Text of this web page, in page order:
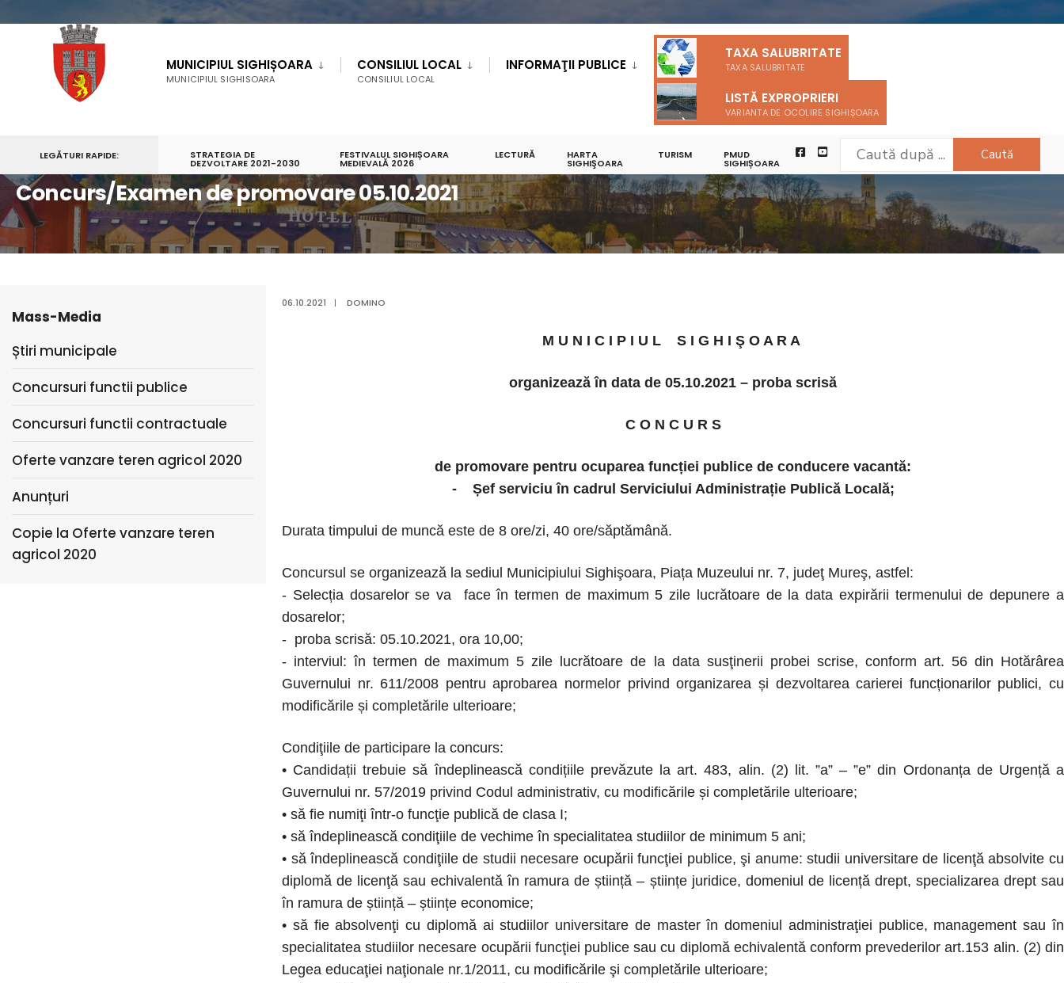
MUNICIPIUL SIGHIȘOARA
MUNICIPIUL SIGHISOARA
CONSILIUL LOCAL
CONSILIUL LOCAL
INFORMAŢII PUBLICE
TAXA SALUBRITATE
TAXA SALUBRITATE
LISTĂ EXPROPRIERI
VARIANTA DE OCOLIRE SIGHIȘOARA
LEGĂTURI RAPIDE: STRATEGIA DE
DEZVOLTARE 2021-2030
FESTIVALUL SIGHIȘOARA
MEDIEVALĂ 2026
LECTURĂ HARTA
SIGHIŞOARA
TURISM PMUD
SIGHIȘOARA
Caută
CONCURS/EXAMEN DE PROMOVARE 05.10.2021
Concurs/Examen de promovare 05.10.2021
06.10.2021 | DOMINO
M U N I C I P I U L S I G H I Ş O A R A
organizează în data de 05.10.2021 – proba scrisă
C O N C U R S
de promovare pentru ocuparea funcției publice de conducere vacantă:
- Șef serviciu în cadrul Serviciului Administrație Publică Locală;
Durata timpului de muncă este de 8 ore/zi, 40 ore/săptămână.
Concursul se organizează la sediul Municipiului Sighişoara, Piața Muzeului nr. 7, judeţ Mureş, astfel:
- Selecția dosarelor se va face în termen de maximum 5 zile lucrătoare de la data expirării termenului de depunere a
dosarelor;
- proba scrisă: 05.10.2021, ora 10,00;
- interviul: în termen de maximum 5 zile lucrătoare de la data susţinerii probei scrise, conform art. 56 din Hotărârea
Guvernului nr. 611/2008 pentru aprobarea normelor privind organizarea și dezvoltarea carierei funcționarilor publici, cu
modificările și completările ulterioare;
Condiţiile de participare la concurs:
• Candidații trebuie să îndeplinească condițiile prevăzute la art. 483, alin. (2) lit. ”a” – ”e” din Ordonanța de Urgență a
Guvernului nr. 57/2019 privind Codul administrativ, cu modificările și completările ulterioare;
• să fie numiţi într-o funcţie publică de clasa I;
• să îndeplinească condiţiile de vechime în specialitatea studiilor de minimum 5 ani;
• să îndeplinească condiţiile de studii necesare ocupării funcţiei publice, şi anume: studii universitare de licenţă absolvite cu
diplomă de licenţă sau echivalentă în ramura de știință – științe juridice, domeniul de licență drept, specializarea drept sau
în ramura de știință – științe economice;
• să fie absolvenţi cu diplomă ai studiilor universitare de master în domeniul administraţiei publice, management sau în
specialitatea studiilor necesare ocupării funcţiei publice sau cu diplomă echivalentă conform prevederilor art.153 alin. (2) din
Legea educaţiei naţionale nr.1/2011, cu modificările şi completările ulterioare;
Mass-Media
Știri municipale
Concursuri functii publice
Concursuri functii contractuale
Oferte vanzare teren agricol 2020
Anunțuri
Copie la Oferte vanzare teren
agricol 2020